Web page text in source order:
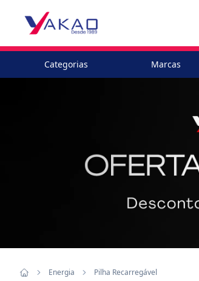
Categorias Marcas
Energia Pilha Recarregável